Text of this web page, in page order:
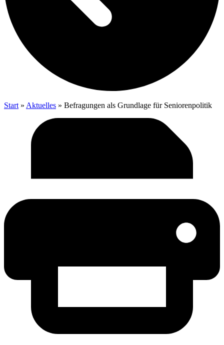
Start » Aktu­el­les » Befra­gun­gen als Grund­la­ge für Seniorenpolitik